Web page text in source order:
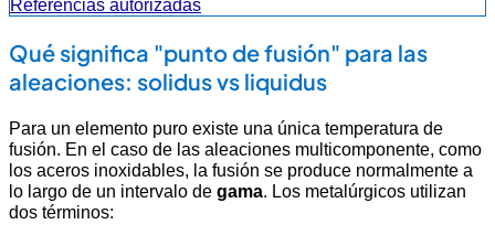
Referencias autorizadas
Qué significa "punto de fusión" para las
aleaciones: solidus vs liquidus
Para un elemento puro existe una única temperatura de
fusión. En el caso de las aleaciones multicomponente, como
los aceros inoxidables, la fusión se produce normalmente a
lo largo de un intervalo de gama. Los metalúrgicos utilizan
dos términos: